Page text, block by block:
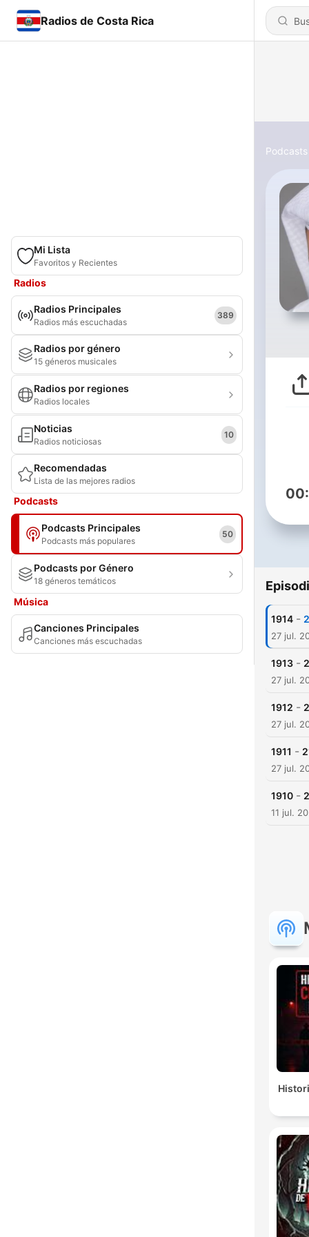
Radios de Costa Rica
Mi Lista
Favoritos y Recientes
Radios
Radios Principales
Radios más escuchadas
389
Radios por género
15 géneros musicales
Radios por regiones
Radios locales
Noticias
Radios noticiosas
10
Recomendadas
Lista de las mejores radios
Podcasts
Podcasts Principales
Podcasts más populares
50
Podcasts por Género
18 géneros temáticos
Música
Canciones Principales
Canciones más escuchadas
Podcasts
1914 -
27 jul.
1913 -
27 jul.
1912 -
27 jul.
1911 -
27 jul.
1910 -
11 jul.